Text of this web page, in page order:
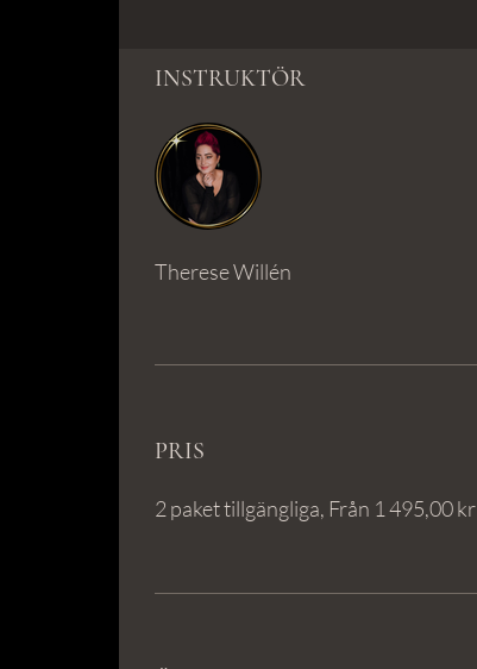
INSTRUKTÖR
Therese Willén
PRIS
2 paket tillgängliga, Från 1 495,00 kr